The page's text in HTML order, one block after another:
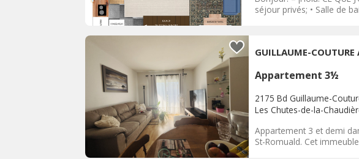
séjour privés; • Salle de
Appartement 3½
2175 Bd Guillaume-
Les Chutes-de-la-
Appartement 3 et demi
St-Romuald. Cet